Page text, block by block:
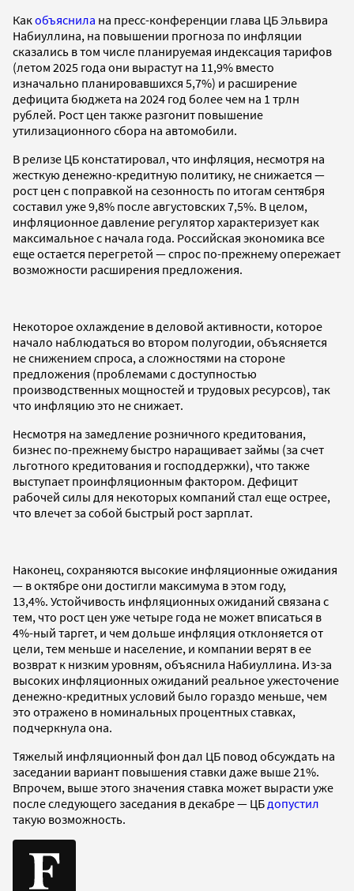
Какобъяснила на пресс-конференции глава ЦБ Эльвира
Набиуллина, на повышении прогноза по инфляции
сказались в том числе планируемая индексация тарифов
(летом 2025 года они вырастут на 11,9% вместо
изначально планировавшихся 5,7%) и расширение
дефицита бюджета на 2024 год более чем на 1 трлн
рублей. Рост цен также разгонит повышение
утилизационного сбора на автомобили.
В релизе ЦБ констатировал, что инфляция, несмотря на
жесткую денежно-кредитную политику, не снижается —
рост цен с поправкой на сезонность по итогам сентября
составил уже 9,8% после августовских 7,5%. В целом,
инфляционное давление регулятор характеризует как
максимальное с начала года. Российская экономика все
еще остается перегретой — спрос по-прежнему опережает
возможности расширения предложения.
Некоторое охлаждение в деловой активности, которое
начало наблюдаться во втором полугодии, объясняется
не снижением спроса, а сложностями на стороне
предложения (проблемами с доступностью
производственных мощностей и трудовых ресурсов), так
что инфляцию это не снижает.
Несмотря на замедление розничного кредитования,
бизнес по-прежнему быстро наращивает займы (за счет
льготного кредитования и господдержки), что также
выступает проинфляционным фактором. Дефицит
рабочей силы для некоторых компаний стал еще острее,
что влечет за собой быстрый рост зарплат.
Наконец, сохраняются высокие инфляционные ожидания
— в октябре они достигли максимума в этом году,
13,4%. Устойчивость инфляционных ожиданий связана с
тем, что рост цен уже четыре года не может вписаться в
4%-ный таргет, и чем дольше инфляция отклоняется от
цели, тем меньше и население, и компании верят в ее
возврат к низким уровням, объяснила Набиуллина. Из-за
высоких инфляционных ожиданий реальное ужесточение
денежно-кредитных условий было гораздо меньше, чем
это отражено в номинальных процентных ставках,
подчеркнула она.
Тяжелый инфляционный фон дал ЦБ повод обсуждать на
заседании вариант повышения ставки даже выше 21%.
Впрочем, выше этого значения ставка может вырасти уже
после следующего заседания в декабре — ЦБ допустил
такую возможность.